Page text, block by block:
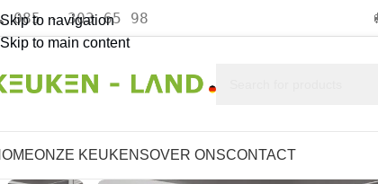
Skip to navigation
Skip to main content
085 - 303 65 98
ONZE KEUKENSOVER ONSCONTACT